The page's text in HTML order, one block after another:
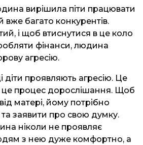
вирішила піти працювати
вже багато конкурентів.
і щоб втиснутися в це коло
фінанси, людина
агресію.
діти проявляють агресію. Це
процес дорослішання. Щоб
матері, йому потрібно
заявити про свою думку.
ніколи не проявляє
з нею дуже комфортно, а